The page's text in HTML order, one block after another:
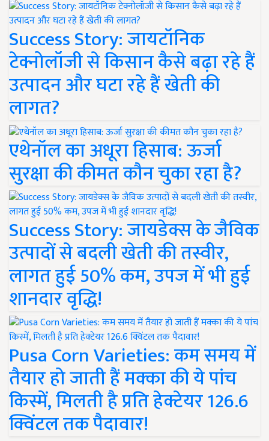
Success Story: जायटॉनिक
टेक्नोलॉजी से किसान कैसे बढ़ा रहे हैं
उत्पादन और घटा रहे हैं खेती की
लागत?
एथेनॉल का अधूरा हिसाब: ऊर्जा
सुरक्षा की कीमत कौन चुका रहा है?
Success Story: जायडेक्स के जैविक
उत्पादों से बदली खेती की तस्वीर,
लागत हुई 50% कम, उपज में भी हुई
शानदार वृद्धि!
Pusa Corn Varieties: कम समय में
तैयार हो जाती हैं मक्का की ये पांच
किस्में, मिलती है प्रति हेक्टेयर 126.6
क्विंटल तक पैदावार!